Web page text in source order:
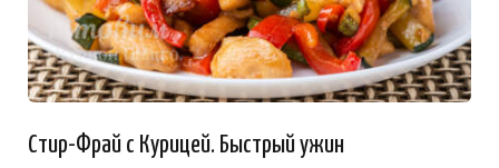
Стир-Фрай с Курицей. Быстрый ужин